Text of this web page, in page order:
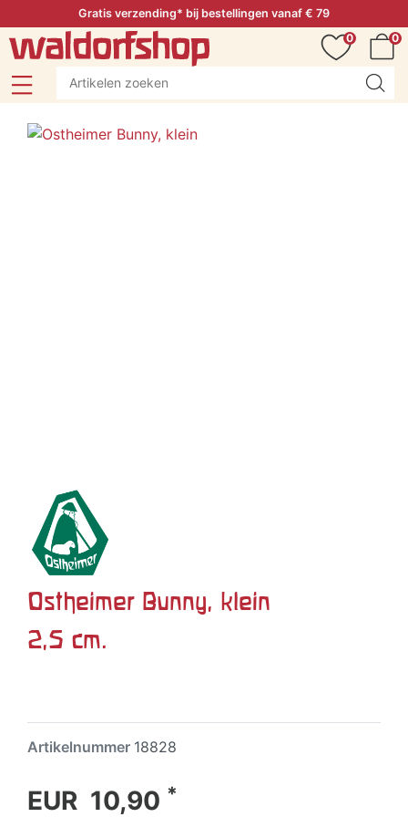
Gratis verzending* bij bestellingen vanaf € 79
0
0
Ostheimer Bunny, klein
2,5 cm.
Artikelnummer 18828
EUR 10,90 *